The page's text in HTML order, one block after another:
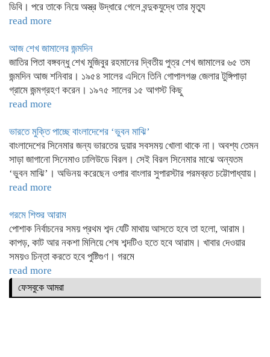
ডিবি। পরে তাকে নিয়ে অস্ত্র উদ্ধারে গেলে বন্দুকযুদ্ধে তার মৃত্যু
read more
আজ শেখ জামালের জন্মদিন
জাতির পিতা বঙ্গবন্ধু শেখ মুজিবুর রহমানের দ্বিতীয় পুত্র শেখ জামালের ৬৫ তম
জন্মদিন আজ শনিবার। ১৯৫৪ সালের এদিনে তিনি গোপালগঞ্জ জেলার টুঙ্গিপাড়া
গ্রামে জন্মগ্রহণ করেন। ১৯৭৫ সালের ১৫ আগস্ট কিছু
read more
ভারতে মুক্তি পাচ্ছে বাংলাদেশের ‘ভুবন মাঝি’
বাংলাদেশের সিনেমার জন্য ভারতের দুয়ার সবসময় খোলা থাকে না। অবশ্য তেমন
সাড়া জাগানো সিনেমাও ঢালিউডে বিরল। সেই বিরল সিনেমার মাঝে অন্যতম
‘ভুবন মাঝি’। অভিনয় করেছেন ওপার বাংলার সুপারস্টার পরমব্রত চট্টোপাধ্যায়।
read more
গরমে শিশুর আরাম
পোশাক নির্বাচনের সময় প্রথম শব্দ যেটি মাথায় আসতে হবে তা হলো, আরাম।
কাপড়, কাট আর নকশা মিলিয়ে শেষ শব্দটিও হতে হবে আরাম। খাবার দেওয়ার
সময়ও চিন্তা করতে হবে পুষ্টিগুণ। গরমে
read more
ফেসবুকে আমরা